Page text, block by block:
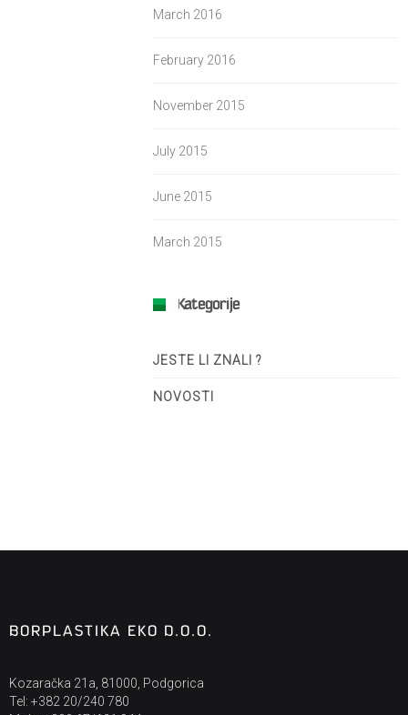
March 2016
February 2016
November 2015
July 2015
June 2015
March 2015
Kategorije
JESTE LI ZNALI ?
NOVOSTI
BORPLASTIKA EKO D.O.O.
Kozaračka 21a, 81000, Podgorica
Tel: +382 20/240 780